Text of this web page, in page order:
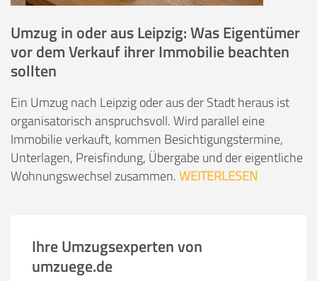
Umzug in oder aus Leipzig: Was Eigentümer
vor dem Verkauf ihrer Immobilie beachten
sollten
Ein Umzug nach Leipzig oder aus der Stadt heraus ist
organisatorisch anspruchsvoll. Wird parallel eine
Immobilie verkauft, kommen Besichtigungstermine,
Unterlagen, Preisfindung, Übergabe und der eigentliche
Wohnungswechsel zusammen.WEITERLESEN
Ihre Umzugsexperten von
umzuege.de